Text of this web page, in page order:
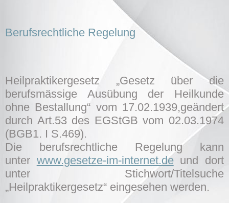
Berufsrechtliche Regelung
Heilpraktikergesetz „Gesetz über die
berufsmässige Ausübung der Heilkunde
ohne Bestallung“ vom 17.02.1939,geändert
durch Art.53 des EGStGB vom 02.03.1974
(BGB1. I S.469).
Die berufsrechtliche Regelung kann
unter www.gesetze-im-internet.deund dort
unter Stichwort/Titelsuche
„Heilpraktikergesetz“ eingesehen werden.